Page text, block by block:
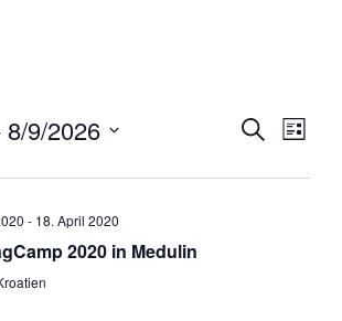
Suche
Suche
Liste
8/9/2026
- 18. April 2020
2020 in Medulin